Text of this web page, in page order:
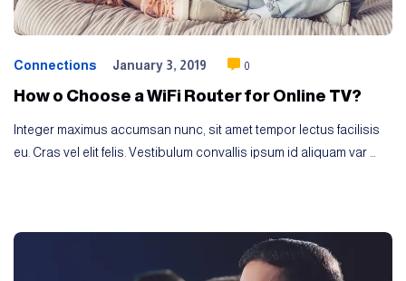
Connections January 3, 2019 0
How o Choose a WiFi Router for Online TV?
Integer maximus accumsan nunc, sit amet tempor lectus facilisis
eu. Cras vel elit felis. Vestibulum convallis ipsum id aliquam var …